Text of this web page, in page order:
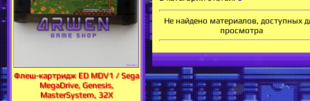
Флеш-картридж ED MDV1 / Sega
MegaDrive, Genesis,
MasterSystem, 32X
Не найдено материалов, доступных
просмотра